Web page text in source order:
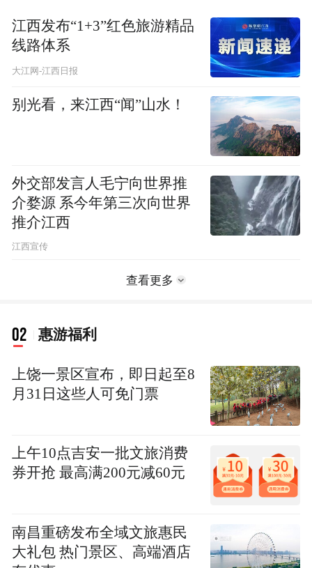
江西发布“1+3”红色旅游精品
线路体系
大江网-江西日报
别光看，来江西“闻”山水！
外交部发言人毛宁向世界推
介婺源 系今年第三次向世界
推介江西
江西宣传
查看更多
02 惠游福利
上饶一景区宣布，即日起至8
月31日这些人可免门票
上午10点吉安一批文旅消费
券开抢 最高满200元减60元
南昌重磅发布全域文旅惠民
大礼包 热门景区、高端酒店